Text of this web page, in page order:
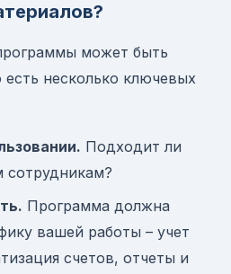
может быть
несколько ключевых
Подходит ли
Программа должна
вашей работы – учет
счетов, отчеты и